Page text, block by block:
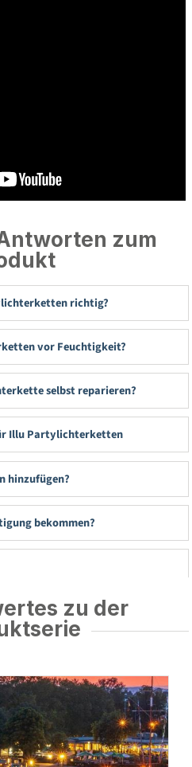
zum
richtig?
vor Feuchtigkeit?
selbst reparieren?
Illu Partylichterketten
hinzufügen?
bekommen?
zu der